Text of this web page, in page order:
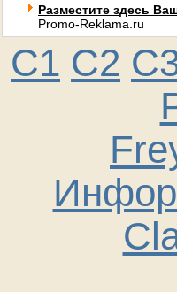
Разместите здесь
Promo-Reklama.ru
C1 C2